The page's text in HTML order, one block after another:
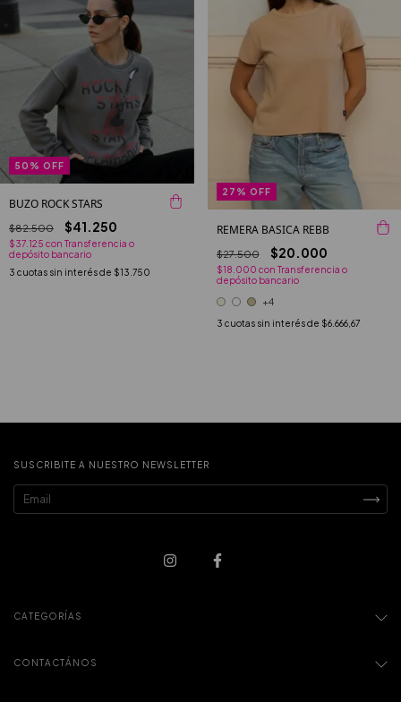
50 % OFF
BUZO ROCK STARS
$82.500 $41.250
$37.125 con Transferencia o
depósito bancario
3 cuotas sin interés de $13.750
27 % OFF
REMERA BASICA REBB
$27.500 $20.000
$18.000 con Transferencia o
depósito bancario
+4
3 cuotas sin interés de $6.666,67
SUSCRIBITE A NUESTRO NEWSLETTER
CATEGORÍAS
CONTACTÁNOS